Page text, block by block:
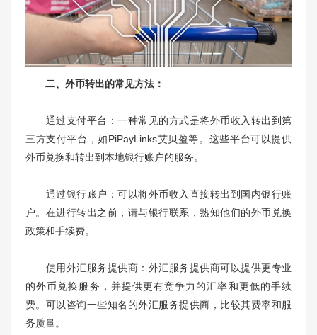
二、外币转出的常见方法：
通过支付平台：一种常见的方式是将外币收入转出到第
三方支付平台，如PiPayLinks艾贝盈等。这些平台可以提供
外币兑换和转出到本地银行账户的服务。
通过银行账户：可以将外币收入直接转出到国内银行账
户。在进行转出之前，请与银行联系，熟知他们的外币兑换
政策和手续费。
使用外汇服务提供商：外汇服务提供商可以提供更专业
的外币兑换服务，并提供更有竞争力的汇率和更低的手续
费。可以咨询一些知名的外汇服务提供商，比较其费率和服
务质量。